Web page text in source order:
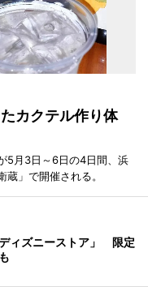
カクテル作り体
5月3日～6日の4日間、浜
」で開催される。
ィズニーストア」 限定